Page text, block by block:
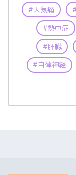
天気痛
熱中症
肝臓
自律神経